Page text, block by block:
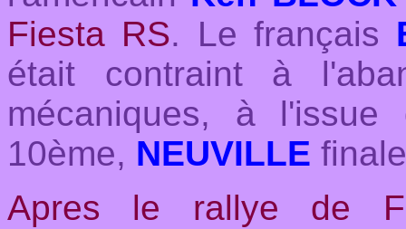
Fiesta RS. Le français
était contraint à
mécaniques, à
10ème, NEUVILLE
Apres le rallye de